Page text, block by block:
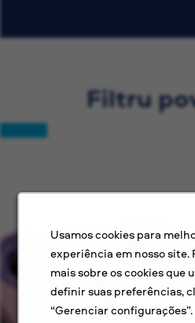
Usamos cookies para
experiência em nosso site.
mais sobre os cookies que
definir suas preferências,
“Gerenciar configurações”.
Filtru